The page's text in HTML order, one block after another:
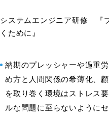
システムエンジニア研修 『
くために』
納期のプレッシャーや過重
め方と人間関係の希薄化、
を取り巻く環境はストレス
ルな問題に至らないように